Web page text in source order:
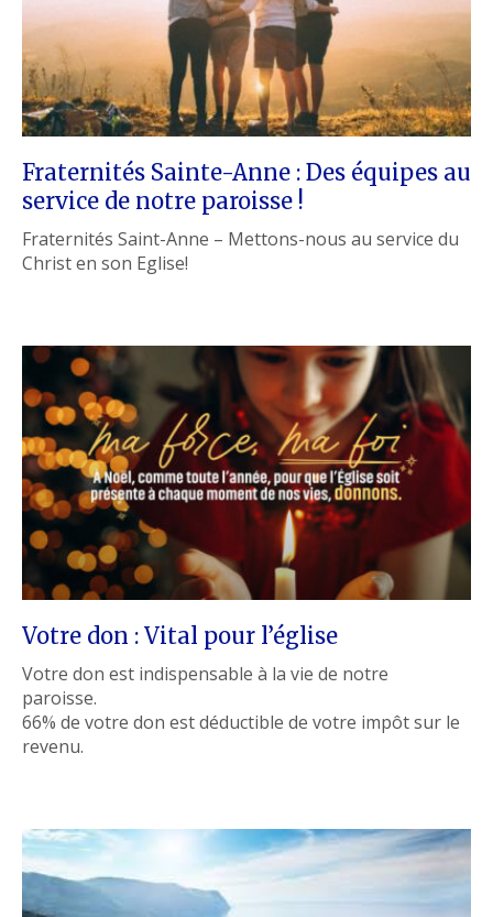
Fraternités Sainte-Anne : Des équipes au
service de notre paroisse !
Fraternités Saint-Anne – Mettons-nous au service du
Christ en son Eglise!
Votre don : Vital pour l’église
Votre don est indispensable à la vie de notre
paroisse.
66% de votre don est déductible de votre impôt sur le
revenu.